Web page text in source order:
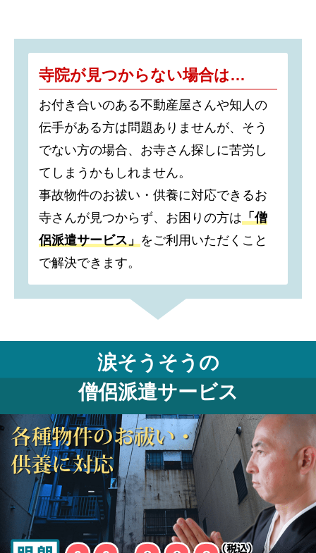
寺院が見つからない場合は…
お付き合いのある不動産屋さんや知人の
伝手がある方は問題ありませんが、そう
でない方の場合、お寺さん探しに苦労し
てしまうかもしれません。
事故物件のお祓い・供養に対応できるお
寺さんが見つからず、お困りの方は 「僧
侶派遣サービス」 をご利用いただくこと
で解決できます。
涙そうそうの
僧侶派遣サービス